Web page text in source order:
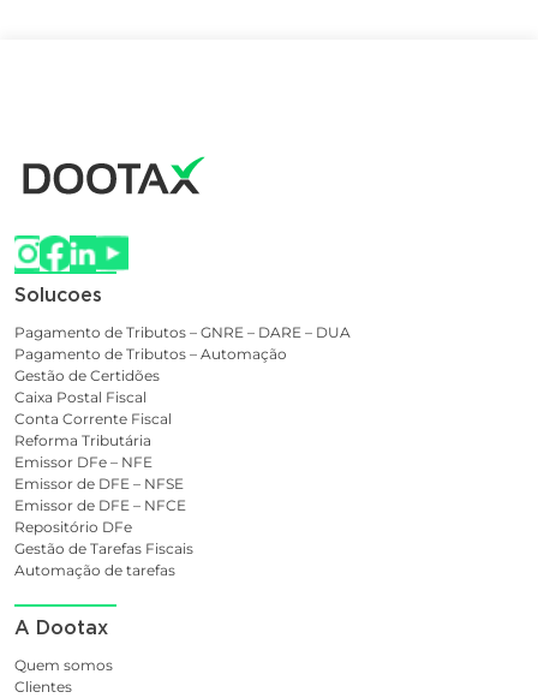
Solucoes
Pagamento de Tributos – GNRE – DARE – DUA
Pagamento de Tributos – Automação
Gestão de Certidões
Caixa Postal Fiscal
Conta Corrente Fiscal
Reforma Tributária
Emissor DFe – NFE
Emissor de DFE – NFSE
Emissor de DFE – NFCE
Repositório DFe
Gestão de Tarefas Fiscais
Automação de tarefas
A Dootax
Quem somos
Clientes